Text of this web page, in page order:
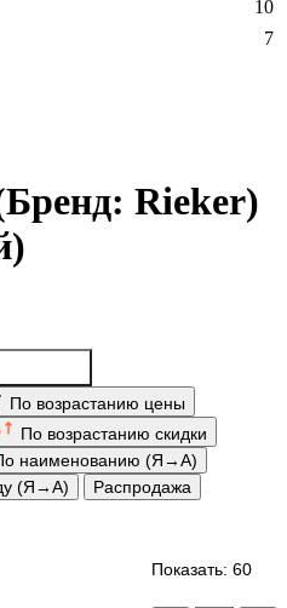
10
7
Rieker)
По возрастанию цены
По возрастанию скидки
наименованию (Я→А)
(Я→А) Распродажа
Показать: 60